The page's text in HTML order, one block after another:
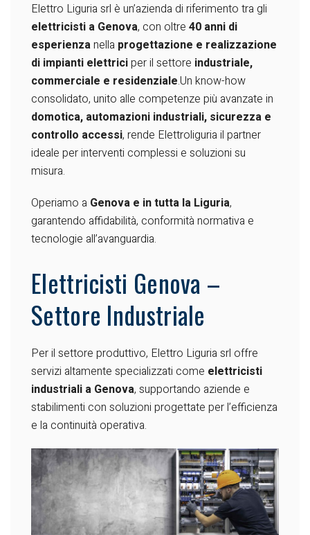
Elettro Liguria srl è un’azienda di riferimento tra gli
elettricisti a Genova, con oltre 40 anni di
esperienzanella progettazione e realizzazione
di impianti elettriciper il settore industriale,
commerciale e residenziale.Un know-how
consolidato, unito alle competenze più avanzate in
domotica, automazioni industriali, sicurezza e
controllo accessi, rende Elettroliguria il partner
ideale per interventi complessi e soluzioni su
misura.
Operiamo a Genova e in tutta la Liguria,
garantendo affidabilità, conformità normativa e
tecnologie all’avanguardia.
Elettricisti Genova –
Settore Industriale
Per il settore produttivo, Elettro Liguria srl offre
servizi altamente specializzati come elettricisti
industriali a Genova, supportando aziende e
stabilimenti con soluzioni progettate per l’efficienza
e la continuità operativa.